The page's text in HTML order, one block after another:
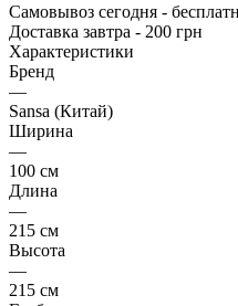
Самовывоз сегодня -
Доставка завтра - 200 грн
Характеристики
Бренд
—
Sansa (Китай)
Ширина
—
100 см
Длина
—
215 см
Высота
—
215 см